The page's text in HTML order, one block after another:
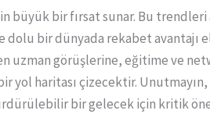
büyük bir fırsat sunar. Bu trendleri
bir dünyada rekabet avantajı
uzman görüşlerine, eğitime ve
yol haritası çizecektir.
bir gelecek için kritik